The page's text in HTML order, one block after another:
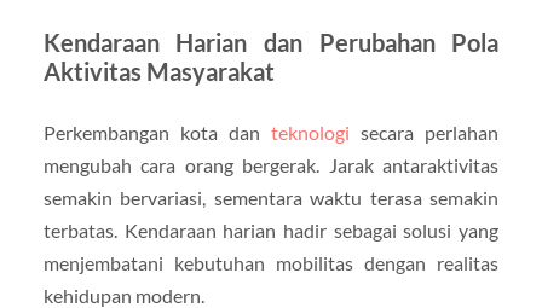
Kendaraan Harian dan Perubahan Pola
Aktivitas Masyarakat
Perkembangan kota danteknologi secara perlahan
mengubah cara orang bergerak. Jarak antaraktivitas
semakin bervariasi, sementara waktu terasa semakin
terbatas. Kendaraan harian hadir sebagai solusi yang
menjembatani kebutuhan mobilitas dengan realitas
kehidupan modern.